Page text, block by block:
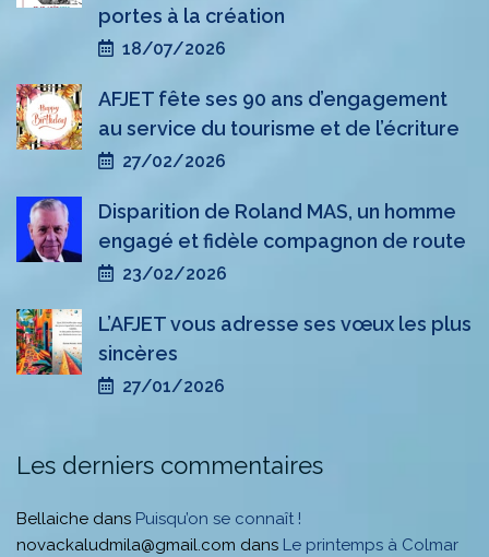
portes à la création
18/07/2026
AFJET fête ses 90 ans d’engagement
au service du tourisme et de l’écriture
27/02/2026
Disparition de Roland MAS, un homme
engagé et fidèle compagnon de route
23/02/2026
L’AFJET vous adresse ses vœux les plus
sincères
27/01/2026
Les derniers commentaires
Bellaiche dans Puisqu’on se connaît !
novackaludmila@gmail.com dans Le printemps à Colmar